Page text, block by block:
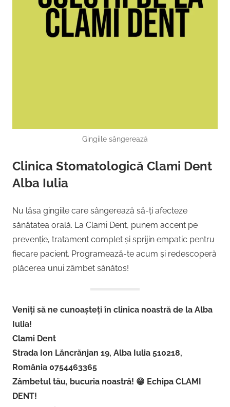
Gingiile sângerează
Clinica Stomatologică Clami Dent
Alba Iulia
Nu lăsa gingiile care sângerează să-ți afecteze
sănătatea orală. La Clami Dent, punem accent pe
prevenție, tratament complet și sprijin empatic pentru
fiecare pacient. Programează-te acum și redescoperă
plăcerea unui zâmbet sănătos!
Veniți să ne cunoașteți în clinica noastră de la Alba
Iulia!
Clami Dent
Strada Ion Lăncrănjan 19, Alba Iulia 510218,
România 0754463365
Zâmbetul tău, bucuria noastră! 😁 Echipa CLAMI
DENT!